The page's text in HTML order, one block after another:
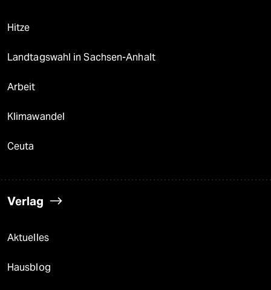
Hitze
Landtagswahl in Sachsen-Anhalt
Arbeit
Klimawandel
Ceuta
Verlag
Aktuelles
Hausblog